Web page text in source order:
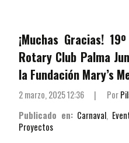
¡Muchas Gracias!
Rotary Club Palma
la Fundación Mary’s
2 marzo, 2025 12:36 | Por
Publicado en: Carnaval,
Proyectos